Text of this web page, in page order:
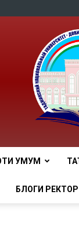
УМУМӢ
БЛОГИ РЕКТОР